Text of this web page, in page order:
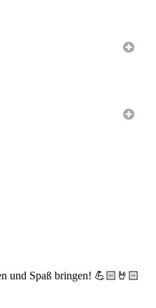
und Spaß bringen! 💪🏻🤘🏻